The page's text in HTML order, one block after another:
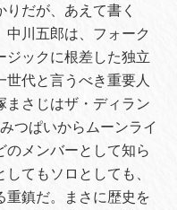
だが、あえて書く
中川五郎は、フォーク
ジックに根差した独立
世代と言うべき重要人
まさじはザ・ディラン
つぱいからムーンライ
のメンバーとして知ら
てもソロとしても、
重鎮だ。まさに歴史を